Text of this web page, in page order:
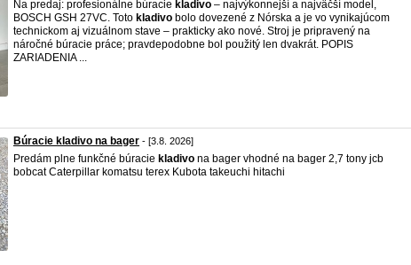
Na predaj: profesionálne búracie kladivo – najvýkonnejší a najväčší model,
BOSCH GSH 27VC. Toto kladivo bolo dovezené z Nórska a je vo vynikajúcom
technickom aj vizuálnom stave – prakticky ako nové. Stroj je pripravený na
náročné búracie práce; pravdepodobne bol použitý len dvakrát. POPIS
ZARIADENIA ...
Búracie kladivo na bager - [3.8. 2026]
Predám plne funkčné búracie kladivo na bager vhodné na bager 2,7 tony jcb
bobcat Caterpillar komatsu terex Kubota takeuchi hitachi